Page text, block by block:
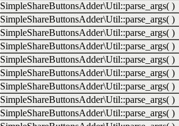
SimpleShareButtonsAdder\Util::parse_args( )
SimpleShareButtonsAdder\Util::parse_args( )
SimpleShareButtonsAdder\Util::parse_args( )
SimpleShareButtonsAdder\Util::parse_args( )
SimpleShareButtonsAdder\Util::parse_args( )
SimpleShareButtonsAdder\Util::parse_args( )
SimpleShareButtonsAdder\Util::parse_args( )
SimpleShareButtonsAdder\Util::parse_args( )
SimpleShareButtonsAdder\Util::parse_args( )